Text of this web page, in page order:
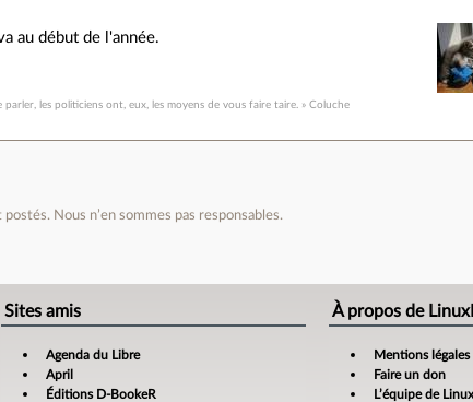
au début de l'année.
les politiciens ont, eux, les moyens de vous faire taire. » Coluche
Nous n’en sommes pas responsables.
Sites amis
Agenda du Libre
April
Éditions D-BookeR
À propos de
Mentions légales
Faire un don
L’équipe de